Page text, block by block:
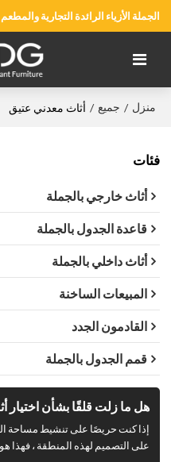
الجملة الأزياء الرائدة التجارية
منزل / جميع / أثاث معدني عتيق
فئات
أثاث خارجي بالجملة
قاعدة الجدول بالجملة
أثاث داخلي بالجملة
المبيعات الساخنة
القادمون الجدد
قمم الجدول بالجملة
هل ما زلت قلقًا بشأن اختيار
إذا كنت حريصًا على تنشيط مساحة
على التصميم لهذه المنطقة ، فهذا